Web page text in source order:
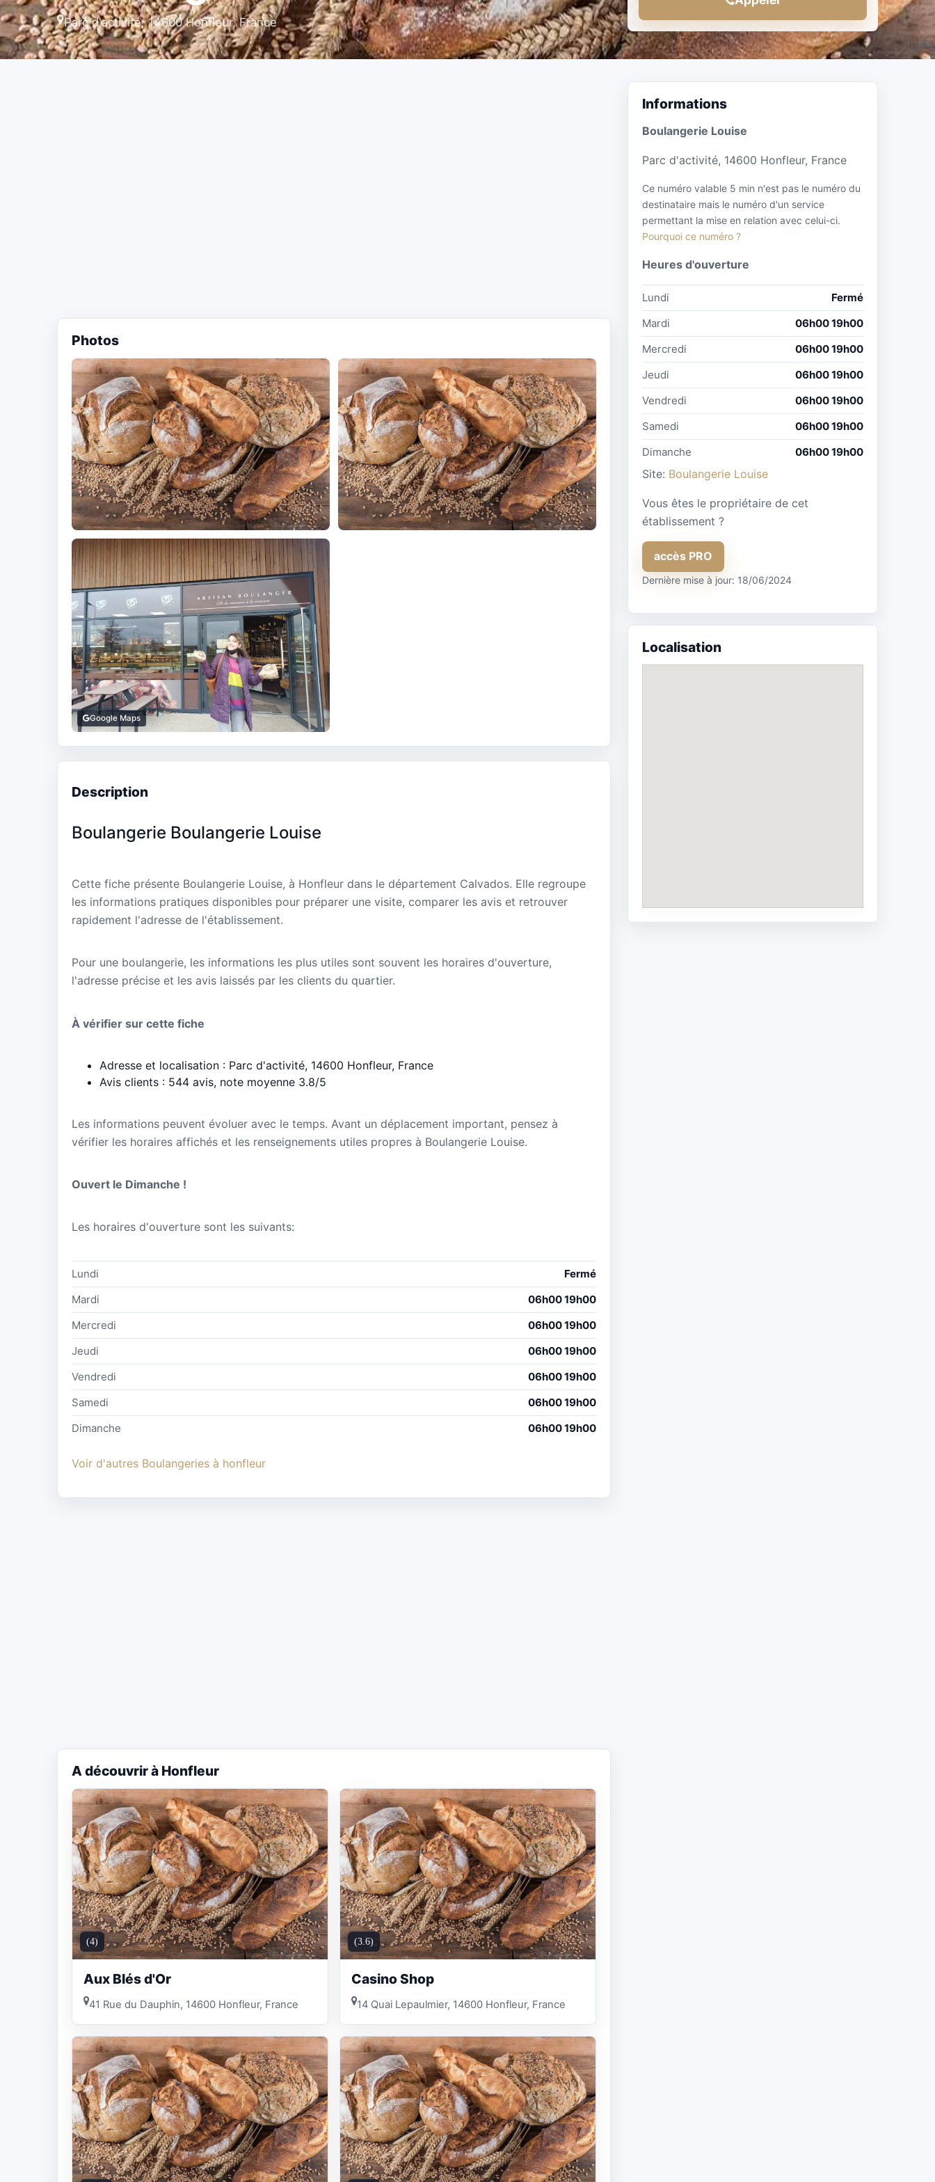
Parc d'activité, 14600 Honfleur, France
Photos
Google Maps
Description
Boulangerie Boulangerie Louise
Cette fiche présente Boulangerie Louise, à Honfleur dans le département Calvados. Elle regroupe
les informations pratiques disponibles pour préparer une visite, comparer les avis et retrouver
rapidement l'adresse de l'établissement.
Pour une boulangerie, les informations les plus utiles sont souvent les horaires d'ouverture,
l'adresse précise et les avis laissés par les clients du quartier.
À vérifier sur cette fiche
Adresse et localisation : Parc d'activité, 14600 Honfleur, France
Avis clients : 544 avis, note moyenne 3.8/5
Les informations peuvent évoluer avec le temps. Avant un déplacement important, pensez à
vérifier les horaires affichés et les renseignements utiles propres à Boulangerie Louise.
Ouvert le Dimanche !
Les horaires d'ouverture sont les suivants:
Lundi
Fermé
Mardi
06h00 19h00
Mercredi
06h00 19h00
Jeudi
06h00 19h00
Vendredi
06h00 19h00
Samedi
06h00 19h00
Dimanche
06h00 19h00
Voir d'autres Boulangeries à honfleur
A découvrir à Honfleur
(4)
Aux Blés d'Or
41 Rue du Dauphin, 14600 Honfleur, France
(3.6)
Casino Shop
14 Quai Lepaulmier, 14600 Honfleur, France
Informations
Boulangerie Louise
Parc d'activité, 14600 Honfleur, France
Ce numéro valable 5 min n'est pas le numéro du
destinataire mais le numéro d'un service
permettant la mise en relation avec celui-ci.
Pourquoi ce numéro ?
Heures d'ouverture
Lundi
Fermé
Mardi
06h00 19h00
Mercredi
06h00 19h00
Jeudi
06h00 19h00
Vendredi
06h00 19h00
Samedi
06h00 19h00
Dimanche
06h00 19h00
Site: Boulangerie Louise
Vous êtes le propriétaire de cet
établissement ?
accès PRO
Dernière mise à jour: 18/06/2024
Localisation